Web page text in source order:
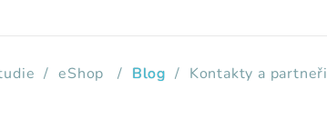
eShop Blog Kontakty a partneři